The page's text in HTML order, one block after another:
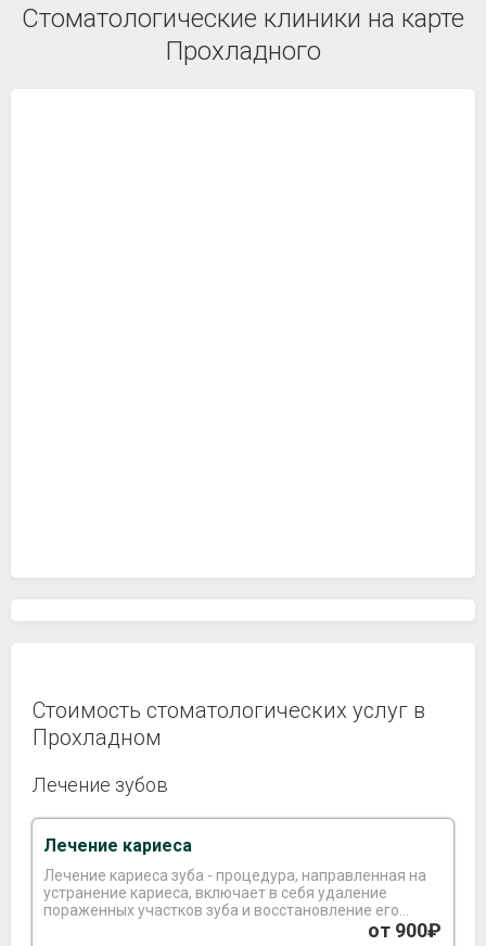
Стоматологические клиники на карте
Прохладного
Стоимость стоматологических услуг в
Прохладном
Лечение зубов
Лечение кариеса
Лечение кариеса зуба - процедура, направленная на
устранение кариеса, включает в себя удаление
пораженных участков зуба и восстановление его
формы с использованием специального материала.
от 900₽